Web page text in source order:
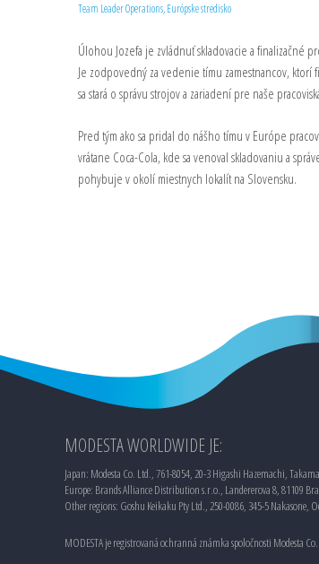
Team Leader Operations, Európske stredisko
Úlohou Jozefa je zvládnuť skladovacie a finalizačné
Je zodpovedný za vedenie tímu zamestnancov,
sa stará o správu strojov a zariadení pre naše
Pred tým ako sa pridal do nášho tímu v Európe
vrátane Coca-Cola, kde sa venoval skladovaniu a
pohybuje v okolí miestnych lokalít na Slovensku.
MODESTA WORLDWIDE JE:
Japan: Modesta Co. Ltd., 761-8054, 20-3 Higashi Hazemachi,
Europe: Brands Alliance Distribution s.r.o., Landererova 8, 81109
Other regions: Goshu Keikaku Pty Ltd., 250-0086, 345-5 Nakasone,
MODESTA je registrovaná ochranná známka spoločnosti Modesta